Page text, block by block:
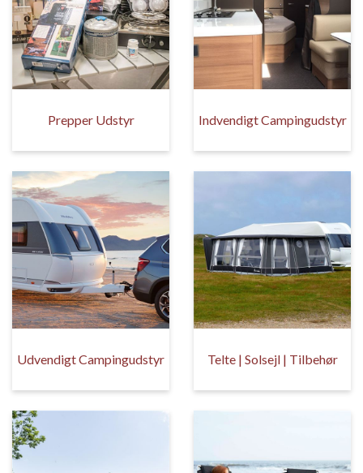
Prepper Udstyr Indvendigt Campingudstyr
Udvendigt Campingudstyr Telte | Solsejl | Tilbehør